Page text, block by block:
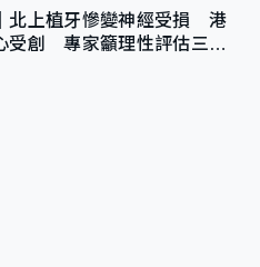
北上植牙慘變神經受損 港
受創 專家籲理性評估三大